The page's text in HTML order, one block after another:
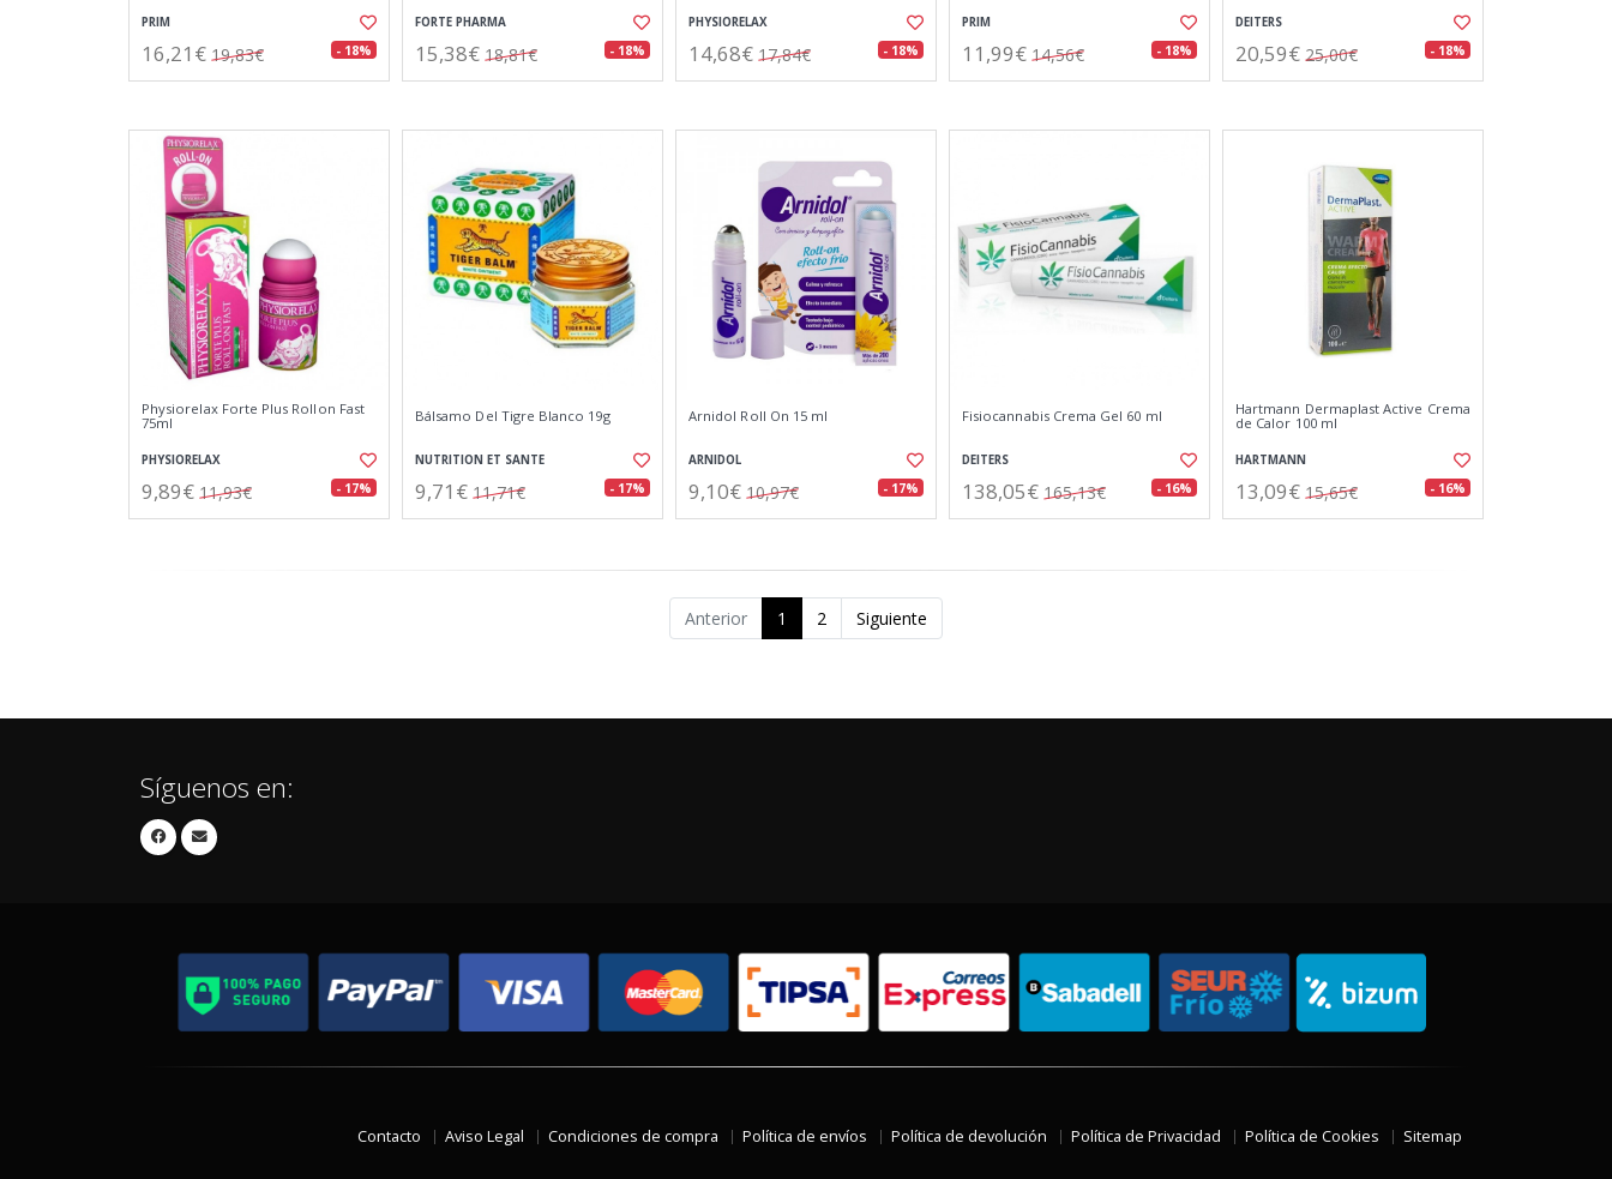
PRIM
16,21€ 19,83€ - 18%
FORTE PHARMA
15,38€ 18,81€ - 18%
PHYSIORELAX
14,68€ 17,84€ - 18%
PRIM
11,99€ 14,56€ - 18%
DEITERS
20,59€ 25,00€ - 18%
Physiorelax Forte Plus Rollon Fast
75ml
PHYSIORELAX
9,89€ 11,93€ - 17%
Bálsamo Del Tigre Blanco 19g
NUTRITION ET SANTE
9,71€ 11,71€ - 17%
Arnidol Roll On 15 ml
ARNIDOL
9,10€ 10,97€ - 17%
Fisiocannabis Crema Gel 60 ml
DEITERS
138,05€ 165,13€ - 16%
Hartmann Dermaplast Active Crema
de Calor 100 ml
HARTMANN
13,09€ 15,65€ - 16%
Anterior 1 2 Siguiente
Síguenos en:
Contacto Aviso Legal Condiciones de compra Política de envíos Política de devolución Política de Privacidad Política de Cookies Sitemap